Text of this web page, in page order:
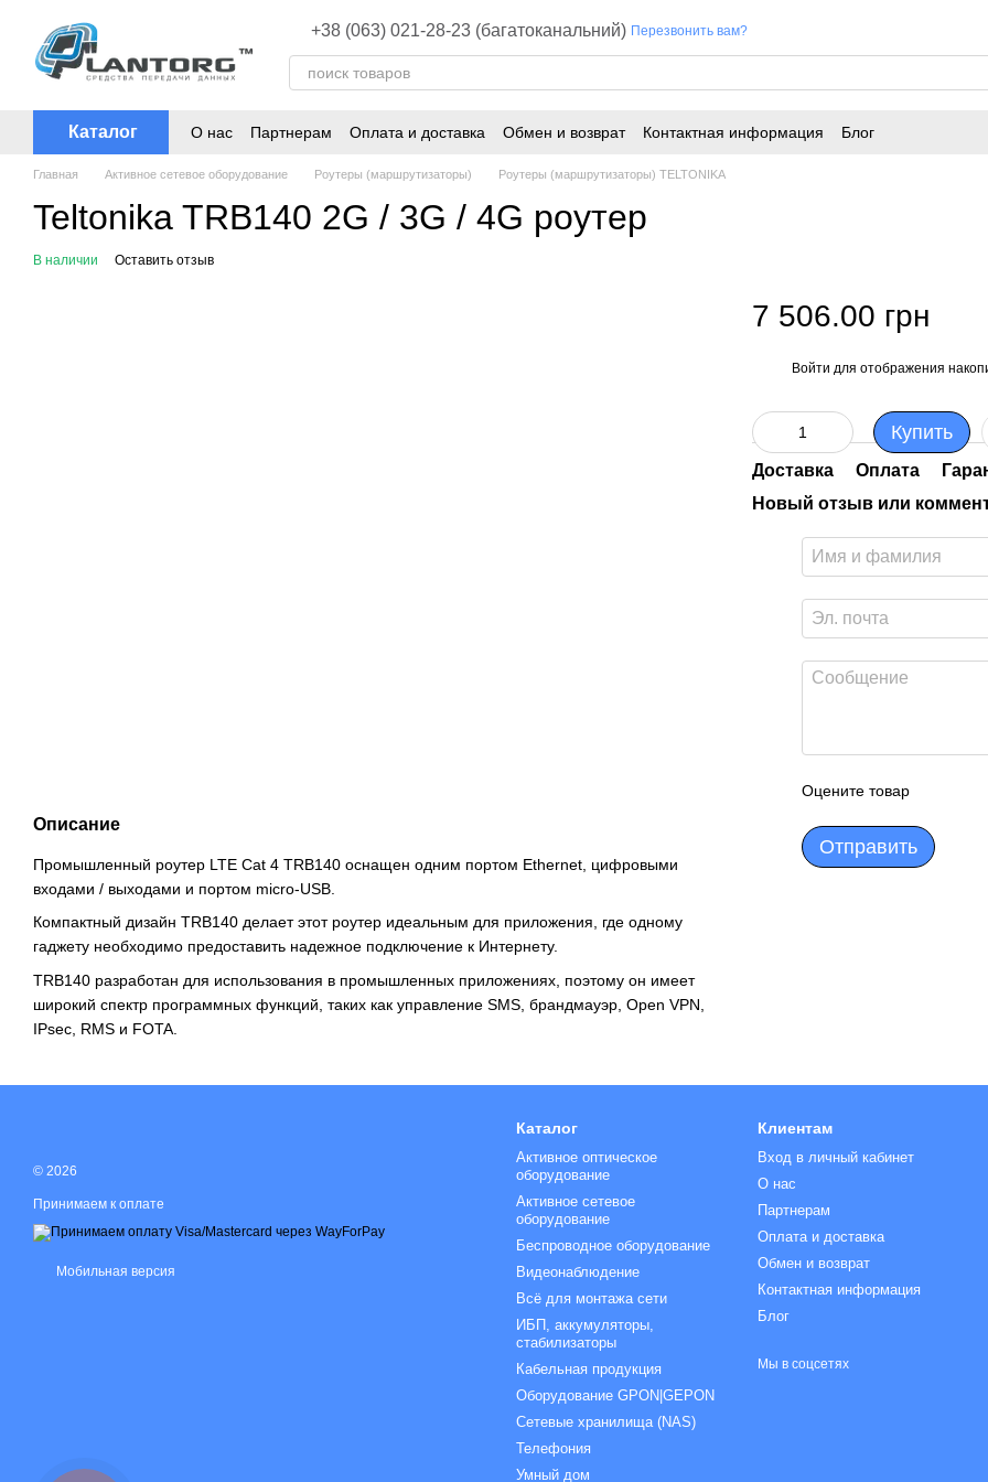
+38 (063) 021-28-23 (багатоканальний) Перезвонить вам?
Каталог О нас Партнерам Оплата и доставка Обмен и возврат Контактная информация Блог
Главная Активное сетевое оборудование Роутеры (маршрутизаторы) Роутеры (маршрутизаторы) TELTONIKA
Teltonika TRB140 2G / 3G / 4G роутер
В наличии Оставить отзыв
Описание
Промышленный роутер LTE Cat 4 TRB140 оснащен одним портом Ethernet, цифровыми
входами / выходами и портом micro-USB.
Компактный дизайн TRB140 делает этот роутер идеальным для приложения, где одному
гаджету необходимо предоставить надежное подключение к Интернету.
TRB140 разработан для использования в промышленных приложениях, поэтому он имеет
широкий спектр программных функций, таких как управление SMS, брандмауэр, Open VPN,
IPsec, RMS и FOTA.
7 506.00 грн
Войти для отображения
Купить
Доставка Оплата
Новый отзыв или
Оцените товар
Отправить
© 2026
Принимаем к оплате
Мобильная версия
Каталог
Активное оптическое
оборудование
Активное сетевое
оборудование
Беспроводное оборудование
Видеонаблюдение
Всё для монтажа сети
ИБП, аккумуляторы,
стабилизаторы
Кабельная продукция
Оборудование GPON|GEPON
Сетевые хранилища (NAS)
Телефония
Умный дом
Клиентам
Вход в личный кабинет
О нас
Партнерам
Оплата и доставка
Обмен и возврат
Контактная информация
Блог
Мы в соцсетях